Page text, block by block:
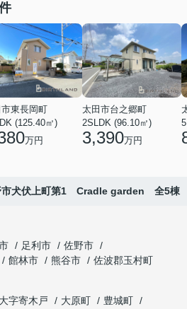
東長岡町
(125.40㎡)
万円
太田市台之郷町
2SLDK (96.10㎡)
3,390万円
市犬伏上町第1 Cradle garden 全5棟
足利市
佐野市
館林市 熊谷市
佐波郡玉村町
大字寄木戸 大原町
豊城町